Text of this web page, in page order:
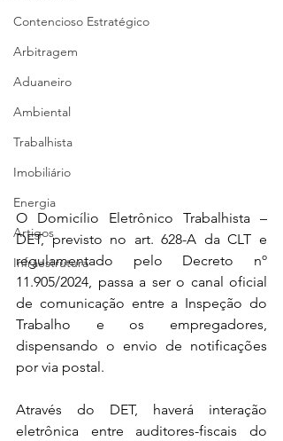
Contencioso Estratégico
Arbitragem
Aduaneiro
Ambiental
Trabalhista
Imobiliário
Energia
Artigos
Infraestrutura
O Domicílio Eletrônico Trabalhista –
DET, previsto no art. 628-A da CLT e
regulamentado pelo Decreto nº
11.905/2024, passa a ser o canal oficial
de comunicação entre a Inspeção do
Trabalho e os empregadores,
dispensando o envio de notificações
por via postal.
Através do DET, haverá interação
eletrônica entre auditores-fiscais do